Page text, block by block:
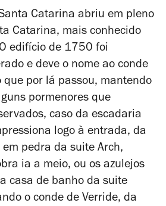
Catarina abriu em pleno
Catarina, mais conhecido
edifício de 1750 foi
e deve o nome ao conde
que por lá passou, mantendo
pormenores que
caso da escadaria
logo à entrada, da
pedra da suite Arch,
ia a meio, ou os azulejos
casa de banho da suite
o conde de Verride, da